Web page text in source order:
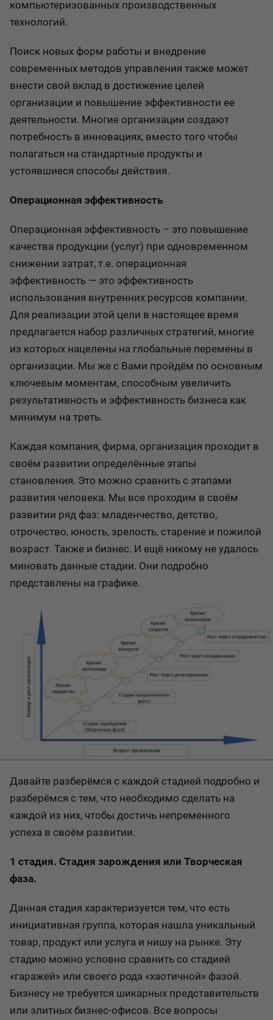
компьютеризованных производственных
технологий.
Поиск новых форм работы и внедрение
современных методов управления также может
внести свой вклад в достижение целей
организации и повышение эффективности ее
деятельности. Многие организации создают
потребность в инновациях, вместо того чтобы
полагаться на стандартные продукты и
устоявшиеся способы действия.
Операционная эффективность
Операционная эффективность – это повышение
качества продукции (услуг) при одновременном
снижении затрат, т.е. операционная
эффективность — это эффективность
использования внутренних ресурсов компании.
Для реализации этой цели в настоящее время
предлагается набор различных стратегий, многие
из которых нацелены на глобальные перемены в
организации. Мы же с Вами пройдём по основным
ключевым моментам, способным увеличить
результативность и эффективность бизнеса как
минимум на треть.
Каждая компания, фирма, организация проходит в
своём развитии определённые этапы
становления. Это можно сравнить с этапами
развития человека. Мы все проходим в своём
развитии ряд фаз: младенчество, детство,
отрочество, юность, зрелость, старение и пожилой
возраст. Также и бизнес. И ещё никому не удалось
миновать данные стадии. Они подробно
представлены на графике.
Давайте разберёмся с каждой стадией подробно и
разберёмся с тем, что необходимо сделать на
каждой из них, чтобы достичь непременного
успеха в своём развитии.
1 стадия. Стадия зарождения или Творческая
фаза.
Данная стадия характеризуется тем, что есть
инициативная группа, которая нашла уникальный
товар, продукт или услуга и нишу на рынке. Эту
стадию можно условно сравнить со стадией
«гаражей» или своего рода «хаотичной» фазой.
Бизнесу не требуется шикарных представительств
или элитных бизнес-офисов. Все вопросы